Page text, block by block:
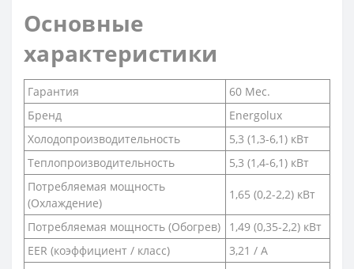
Основные
характеристики
Гарантия
60 Мес.
Бренд
Energolux
Холодопроизводительность
5,3 (1,3-6,1) кВт
Теплопроизводительность
5,3 (1,4-6,1) кВт
Потребляемая мощность
(Охлаждение)
1,65 (0,2-2,2) кВт
Потребляемая мощность (Обогрев)
1,49 (0,35-2,2) кВт
EER (коэффициент / класс)
3,21 / А